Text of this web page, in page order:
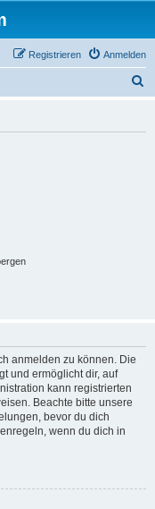
Anmelden
Registrieren
anmelden zu können. Die
und ermöglicht dir, auf
kann registrierten
Beachte bitte unsere
bevor du dich
wenn du dich in